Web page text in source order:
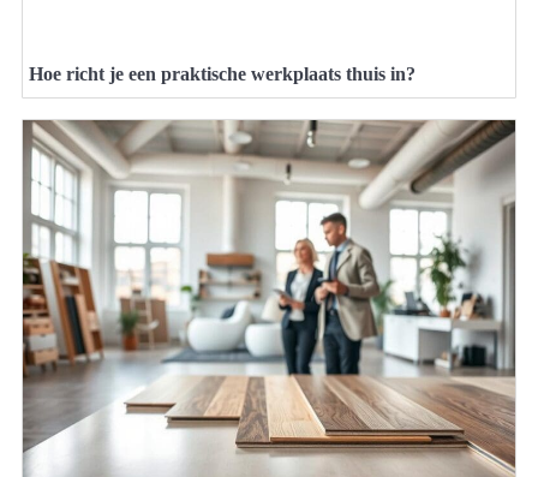
Hoe richt je een praktische werkplaats thuis in?